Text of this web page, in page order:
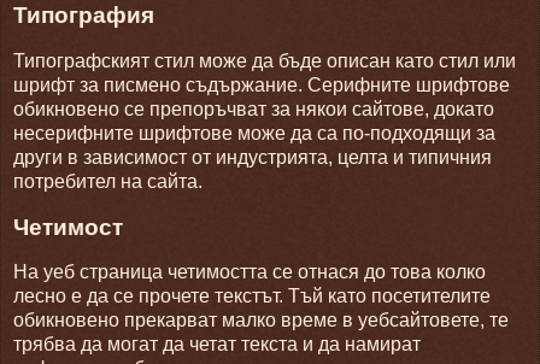
Типография
Типографският стил може да бъде описан като стил или
шрифт за писмено съдържание. Серифните шрифтове
обикновено се препоръчват за някои сайтове, докато
несерифните шрифтове може да са по-подходящи за
други в зависимост от индустрията, целта и типичния
потребител на сайта.
Четимост
На уеб страница четимостта се отнася до това колко
лесно е да се прочете текстът. Тъй като посетителите
обикновено прекарват малко време в уебсайтовете, те
трябва да могат да четат текста и да намират